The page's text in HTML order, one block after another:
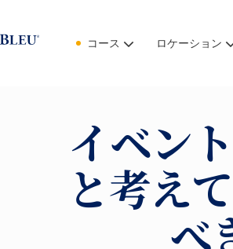
コース ロケーション
イベン
と考え
べ